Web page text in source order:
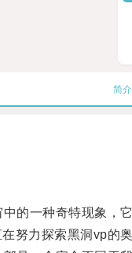
简介
一种奇特现象，它
力探索黑洞vp的奥